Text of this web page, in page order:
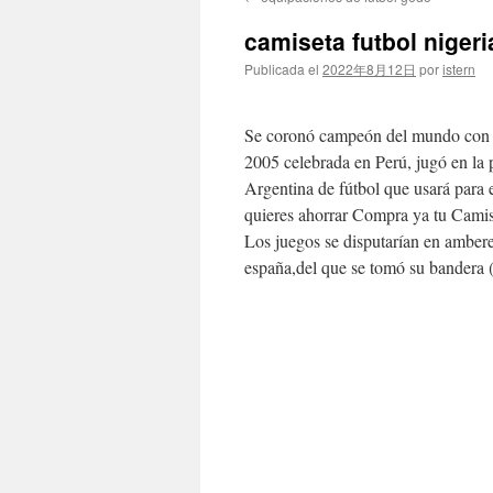
contenido
camiseta futbol
Publicada el 2022年8月12日 poristern
Se coronó campeón del mundo
2005 celebrada en Perú, jugó en
Argentina de fútbol que usará
quieres ahorrar Compra ya tu
Los juegos se disputarían en
españa,del que se tomó su